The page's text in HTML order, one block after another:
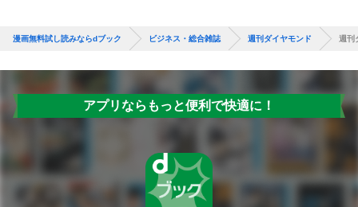
漫画無料試し読みならdブック ビジネス・総合雑誌 週刊ダイヤモンド 週刊
アプリならもっと便利で快適に！